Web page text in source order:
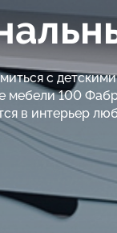
с
мебели 100
в интерьер